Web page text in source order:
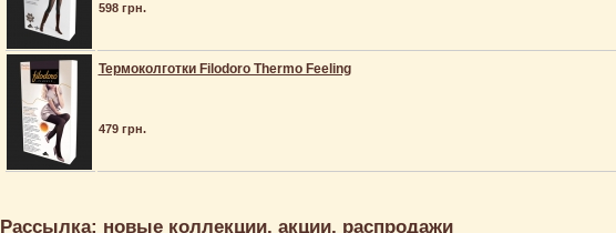
598 грн.
Термоколготки Filodoro Thermo Feeling
479 грн.
Рассылка: новые коллекции, акции, распродажи